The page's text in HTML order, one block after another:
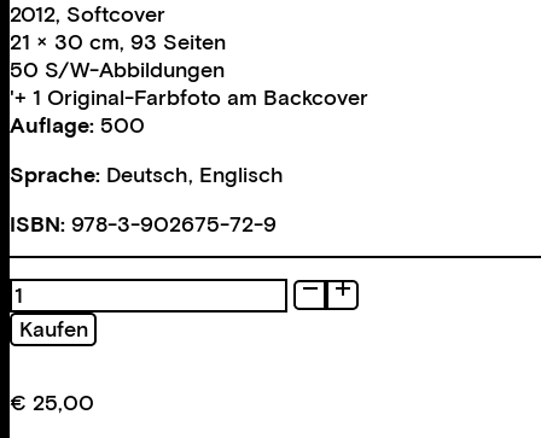
2012, Softcover
21 × 30 cm, 93 Seiten
50 S/W-Abbildungen
'+ 1 Original-Farbfoto am Backcover
Auflage: 500
Sprache: Deutsch, Englisch
ISBN: 978-3-902675-72-9
Studio
Stills
Menge
Kaufen
€ 25,00